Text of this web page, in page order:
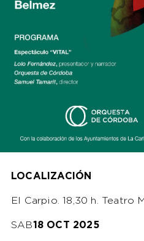
LOCALIZACIÓN
El Carpio. 18,30 h. Teatro
SAB18OCT 2025